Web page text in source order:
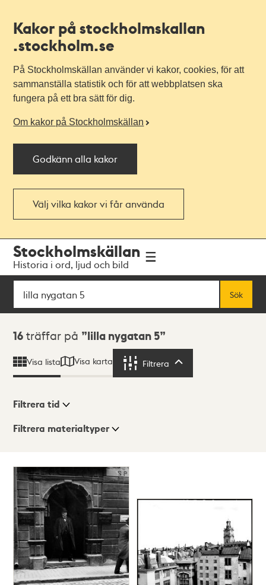
Kakor på stockholmskallan
.stockholm.se
På Stockholmskällan använder vi kakor, cookies, för att
sammanställa statistik och för att webbplatsen ska
fungera på ett bra sätt för dig.
Om kakor på Stockholmskällan
Godkänn alla kakor
Välj vilka kakor vi får använda
navigationen
huvudinnehållet
Stockholmskällan
Historia i ord, ljud och bild
Sök
Sök
Sökresultat
16 träffar på lilla nygatan 5
Visa lista Visa karta Filtrera
Visningsläge
Lista
Karta
Filtrera tid
Filtrera materialtyper
träffar